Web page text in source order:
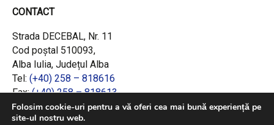
CONTACT
Strada DECEBAL, Nr. 11
Cod poștal 510093,
Alba Iulia, Județul Alba
Tel: (+40) 258 – 818616
Fax:(+40) 258 – 818613
Email:office@adrcentru.ro
Folosim cookie-uri pentru a vă oferi cea mai bună experiență pe
site-ul nostru web.